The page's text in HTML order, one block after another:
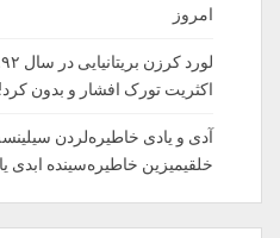
امروز
اکثریت تورک افشار و بدون کرد!
آدی و یادی خاطیره‌لردن سیلینسه
خلقیمیزین خاطیره‌سینده ابدی